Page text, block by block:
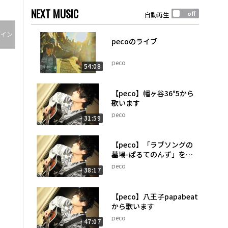
ン
NEXT MUSIC 自動再生
54:08
pecoのライブ
peco
31:59
【peco】幡ヶ谷36°5から
歌います
peco
38:17
【peco】「ラブソングの
墓場-ぱるてのんず」をカ
バー出来るようにする配信
peco
47:07
【peco】八王子papabeat
から歌います
peco